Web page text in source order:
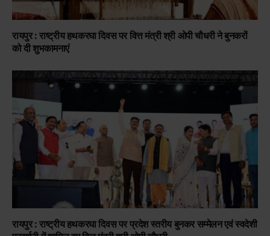
रायपुर : राष्ट्रीय हथकरघा दिवस पर वित्त मंत्री श्री ओपी चौधरी ने बुनकरों
को दी शुभकामनाएं
रायपुर : राष्ट्रीय हथकरघा दिवस पर प्रदेश स्तरीय बुनकर सम्मेलन एवं स्वदेशी